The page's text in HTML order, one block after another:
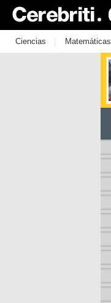
Ciencias | Matemáticas